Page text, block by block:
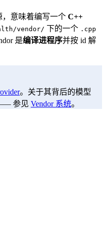
，意味着编写一个 C++
vendor/ 下的一个 .cpp
是编译进程序并按 id 解
。关于其背后的模型
参见 Vendor 系统。